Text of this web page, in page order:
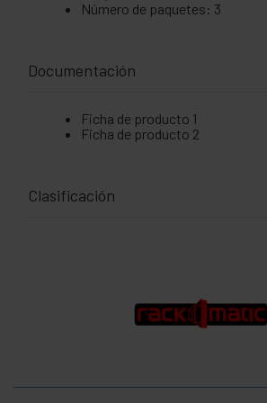
Número de paquetes: 3
Documentación
Ficha de producto 1
Ficha de producto 2
Clasificación